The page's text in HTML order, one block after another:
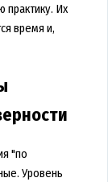
практику. Их
время и,
"по
Уровень